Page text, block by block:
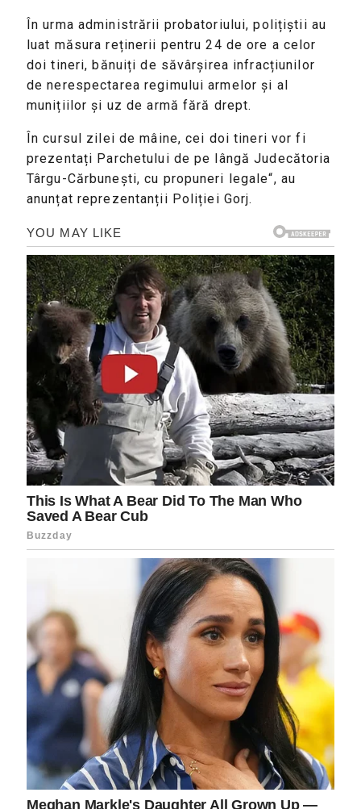
În urma administrării probatoriului, polițiștii au
luat măsura reținerii pentru 24 de ore a celor
doi tineri, bănuiți de săvârșirea infracțiunilor
de nerespectarea regimului armelor și al
munițiilor și uz de armă fără drept.
În cursul zilei de mâine, cei doi tineri vor fi
prezentați Parchetului de pe lângă Judecătoria
Târgu-Cărbunești, cu propuneri legale“, au
anunțat reprezentanții Poliției Gorj.